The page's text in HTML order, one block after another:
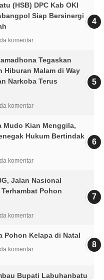
(HSB) DPC Kab OKI
Siap Bersinergi
komentar
Tegaskan
Hiburan Malam di Way
Narkoba Terus
komentar
Mudo Kian Menggila,
Hukum Bertindak
komentar
Jalan Nasional
Pohon
komentar
Pohon Kelapa di Natal
komentar
Bupati Labuhanbatu